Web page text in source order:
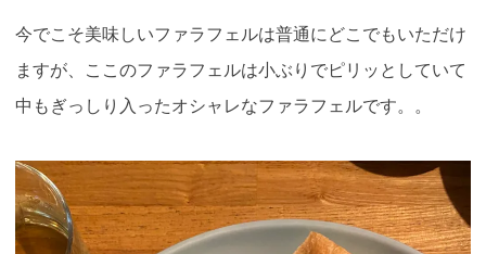
今でこそ美味しいファラフェルは普通にどこでもいただけ
ますが、ここのファラフェルは小ぶりでピリッとしていて
中もぎっしり入ったオシャレなファラフェルです。。